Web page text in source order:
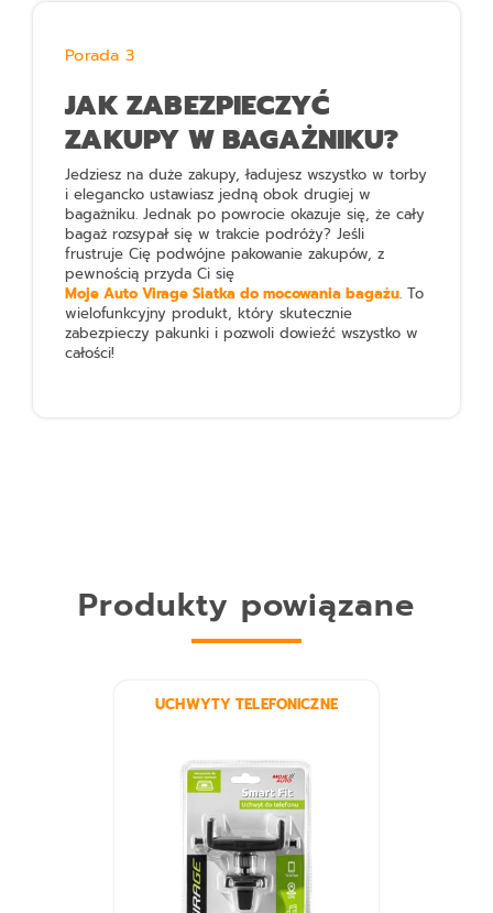
Porada 3
JAK ZABEZPIECZYĆ
ZAKUPY W BAGAŻNIKU?
Jedziesz na duże zakupy, ładujesz wszystko w torby
i elegancko ustawiasz jedną obok drugiej w
bagażniku. Jednak po powrocie okazuje się, że cały
bagaż rozsypał się w trakcie podróży? Jeśli
frustruje Cię podwójne pakowanie zakupów, z
pewnością przyda Ci się
Moje Auto Virage Siatka do mocowania bagażu. To
wielofunkcyjny produkt, który skutecznie
zabezpieczy pakunki i pozwoli dowieźć wszystko w
całości!
Produkty powiązane
UCHWYTY TELEFONICZNE